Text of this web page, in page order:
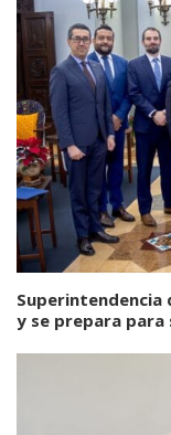
Superintendencia
y se prepara